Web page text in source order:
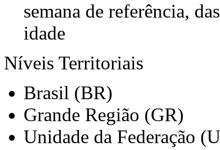
semana de referência,
idade
Níveis Territoriais
Brasil (BR)
Grande Região (GR)
Unidade da Federação